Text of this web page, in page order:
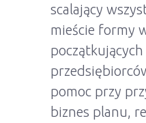
scalający
mieście formy
początkujących
pomoc przy
biznes planu,